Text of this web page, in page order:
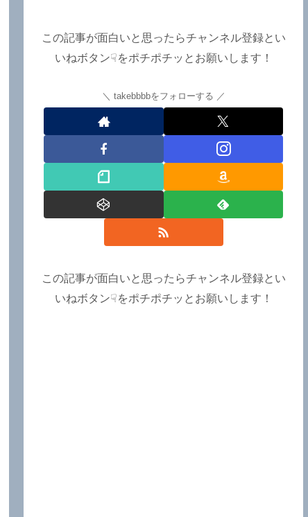
この記事が面白いと思ったらチャンネル登録とい
いねボタン☟をポチポチッとお願いします！
takebbbbをフォローする
この記事が面白いと思ったらチャンネル登録とい
いねボタン☟をポチポチッとお願いします！